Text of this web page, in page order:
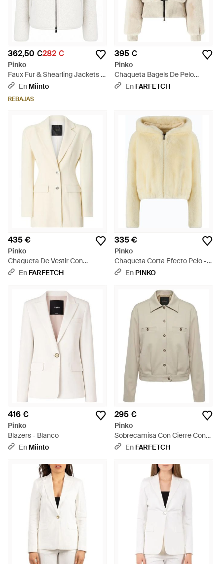
362,50 €282 €
Pinko
Faux Fur & Shearling Jackets -
Blanco
En Miinto
REBAJAS
395 €
Pinko
Chaqueta Bagels De Pelo
Artificial Con Ribete De Canalé
En FARFETCH
435 €
Pinko
Chaqueta De Vestir Con
Botones - Blanco
En FARFETCH
335 €
Pinko
Chaqueta Corta Efecto Pelo -
Blanco
En PINKO
416 €
Pinko
Blazers - Blanco
En Miinto
295 €
Pinko
Sobrecamisa Con Cierre Con
Botones - Blanco
En FARFETCH